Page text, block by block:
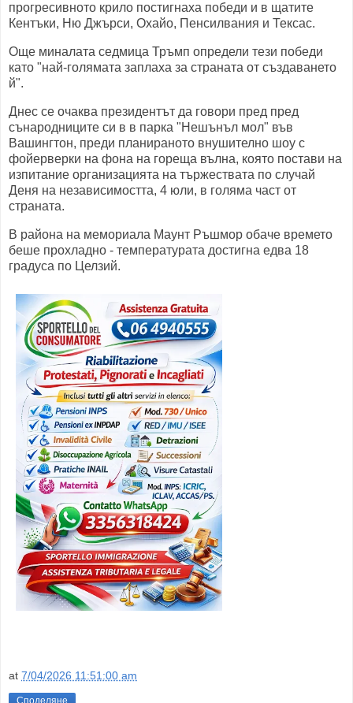
прогресивното крило постигнаха победи и в щатите
Кентъки, Ню Джърси, Охайо, Пенсилвания и Тексас.
Още миналата седмица Тръмп определи тези победи
като "най-голямата заплаха за страната от създаването
й".
Днес се очаква президентът да говори пред пред
сънародниците си в в парка "Нешънъл мол" във
Вашингтон, преди планираното внушително шоу с
фойерверки на фона на гореща вълна, която постави на
изпитание организацията на тържествата по случай
Деня на независимостта, 4 юли, в голяма част от
страната.
В района на мемориала Маунт Ръшмор обаче времето
беше прохладно - температурата достигна едва 18
градуса по Целзий.
at 7/04/2026 11:51:00 am
Споделяне